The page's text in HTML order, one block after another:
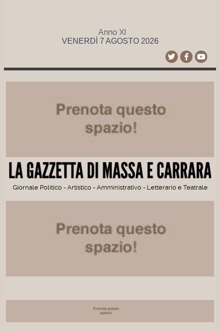
Anno XI
VENERDÌ 7 AGOSTO 2026
Giornale Politico - Artistico - Amministrativo - Letterario e Teatrale